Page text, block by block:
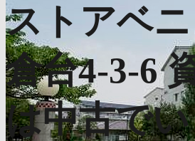
ストアベ
倉台4-3-6
は中古で